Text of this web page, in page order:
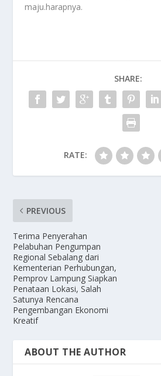
maju.harapnya.
SHARE:
RATE:
PREVIOUS
Terima Penyerahan
Pelabuhan Pengumpan
Regional Sebalang dari
Kementerian Perhubungan,
Pemprov Lampung Siapkan
Penataan Lokasi, Salah
Satunya Rencana
Pengembangan Ekonomi
Kreatif
ABOUT THE AUTHOR